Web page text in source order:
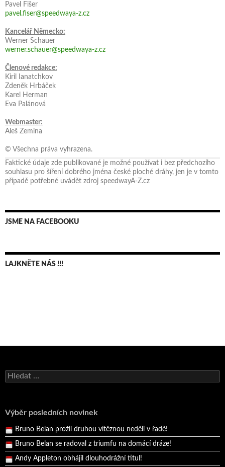
Pavel Fišer
pavel.fiser@speedwaya-z.cz
Kancelář Německo:
Werner Schauer
werner.schauer@speedwaya-z.cz
Členové redakce:
Kiril Ianatchkov
Zdeněk Hrbáček
Karel Herman
Eva Palánová
Webmaster:
Aleš Zemina
© Všechna práva vyhrazena.
Faktické údaje zde publikované je možné používat i bez předchozího
souhlasu pro šíření dobrého jména české ploché dráhy, jen je v tomto
případě potřebné uvádět zdroj speedwayA-Z.cz
JSME NA FACEBOOKU
LAJKNĚTE NÁS !!!
Vyhledávání
Výběr posledních novinek
Andy Appleton obhájil dlouhodrážní titul!
Bruno Belan prožil druhou vítěznou neděli v řadě!
Bruno Belan se radoval z triumfu na domácí dráze!
Andy Appleton obhájil dlouhodrážní titul!
Reprezentační dvojice brala český titul!